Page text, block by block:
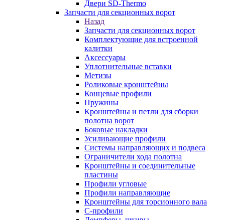
Двери SD-Thermo
Запчасти для секционных ворот
Назад
Запчасти для секционных ворот
Комплектующие для встроенной
калитки
Аксессуары
Уплотнительные вставки
Метизы
Роликовые кронштейны
Концевые профили
Пружины
Кронштейны и петли для сборки
полотна ворот
Боковые накладки
Усиливающие профили
Системы направляющих и подвеса
Ограничители хода полотна
Кронштейны и соединительные
пластины
Профили угловые
Профили направляющие
Кронштейны для торсионного вала
С-профили